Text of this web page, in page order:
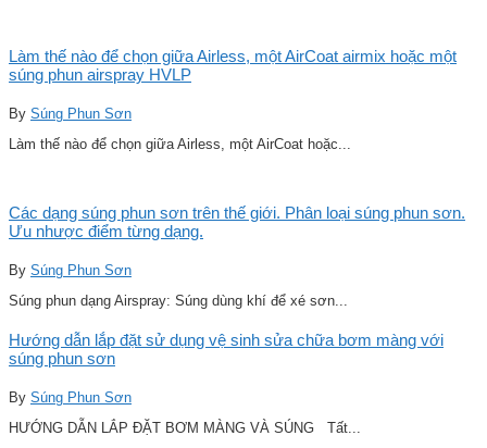
Làm thế nào để chọn giữa Airless, một AirCoat airmix hoặc một
súng phun airspray HVLP
By Súng Phun Sơn
Làm thế nào để chọn giữa Airless, một AirCoat hoặc...
Các dạng súng phun sơn trên thế giới. Phân loại súng phun sơn.
Ưu nhược điểm từng dạng.
By Súng Phun Sơn
Súng phun dạng Airspray: Súng dùng khí để xé sơn...
Hướng dẫn lắp đặt sử dụng vệ sinh sửa chữa bơm màng với
súng phun sơn
By Súng Phun Sơn
HƯỚNG DẪN LẮP ĐẶT BƠM MÀNG VÀ SÚNG Tất...